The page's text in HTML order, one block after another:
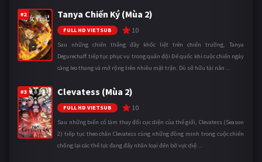
#2 Tanya Chiến Ký (Mùa 2)
FULL HD VIETSUB 10
Sau những chiến thắng đầy khốc liệt trên chiến trường, Tanya
Degurechaff tiếp tục phục vụ trong quân đội Đế quốc khi cuộc chiến ngày
càng leo thang và mở rộng trên nhiều mặt trận. Dù sở hữu tài năn ...
#3 Clevatess (Mùa 2)
FULL HD VIETSUB 10
Sau những biến cố làm thay đổi cục diện của thế giới, Clevatess (Season
2) tiếp tục theo chân Clevatess cùng những đồng minh trong cuộc chiến
chống lại các thế lực đang đẩy nhân loại đến bờ vực diệ ...